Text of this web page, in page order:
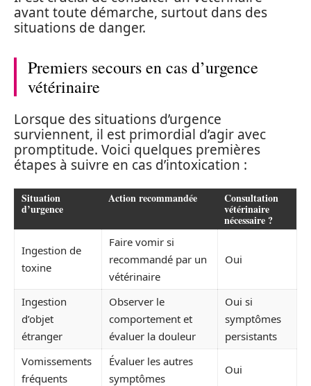
avant toute démarche, surtout dans des
situations de danger.
Premiers secours en cas d’urgence
vétérinaire
Lorsque des situations d’urgence
surviennent, il est primordial d’agir avec
promptitude. Voici quelques premières
étapes à suivre en cas d’intoxication :
Situation
d’urgence
Action recommandée Consultation
vétérinaire
nécessaire ?
Ingestion de
toxine
Faire vomir si
recommandé par un
vétérinaire
Oui
Ingestion
d’objet
étranger
Observer le
comportement et
évaluer la douleur
Oui si
symptômes
persistants
Vomissements
fréquents
Évaluer les autres
symptômes
Oui